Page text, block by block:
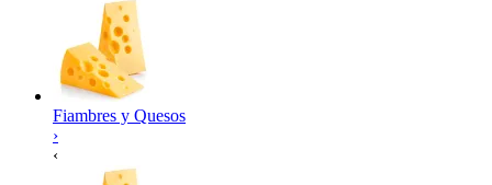
Fiambres y Quesos
›
‹